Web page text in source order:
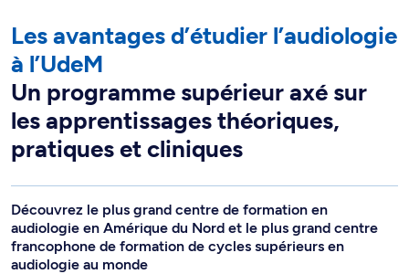
Les avantages d’étudier l’audiologie
à l’UdeM
Un programme supérieur axé sur
les apprentissages théoriques,
pratiques et cliniques
Découvrez le plus grand centre de formation en
audiologie en Amérique du Nord et le plus grand centre
francophone de formation de cycles supérieurs en
audiologie au monde